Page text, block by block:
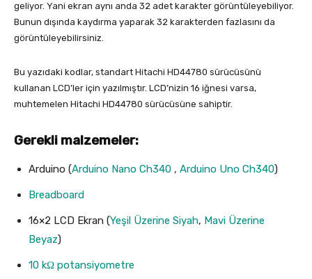
geliyor. Yani ekran aynı anda 32 adet karakter görüntüleyebiliyor.
Bunun dışında kaydırma yaparak 32 karakterden fazlasını da
görüntüleyebilirsiniz.
Bu yazıdaki kodlar, standart Hitachi HD44780 sürücüsünü
kullanan LCD’ler için yazılmıştır. LCD’nizin 16 iğnesi varsa,
muhtemelen Hitachi HD44780 sürücüsüne sahiptir.
Gerekli malzemeler:
Arduino (Arduino Nano Ch340 , Arduino Uno Ch340)
Breadboard
16×2 LCD Ekran (Yeşil Üzerine Siyah, Mavi Üzerine
Beyaz)
10 kΩ potansiyometre